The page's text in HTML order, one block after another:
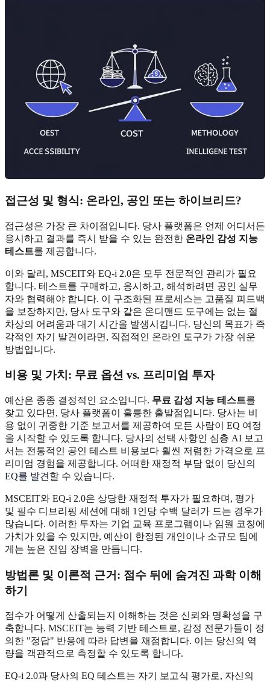
접근성 및 형식: 온라인, 공인 또는 하이브리드?
접근성은 가장 큰 차이점입니다. 당사 플랫폼은 언제 어디서든
응시하고 결과를 즉시 받을 수 있는 완전한 온라인 감성 지능
테스트를 제공합니다.
이와 달리, MSCEIT와 EQ-i 2.0은 모두 전문적인 관리가 필요
합니다. 테스트를 구매하고, 응시하고, 해석하려면 공인 실무
자와 협력해야 합니다. 이 구조화된 프로세스는 고품질 피드백
을 보장하지만, 당사 도구와 같은 온디맨드 도구에는 없는 절
차상의 어려움과 대기 시간을 발생시킵니다. 당신의 목표가 즉
각적인 자기 발견이라면, 직접적인 온라인 도구가 가장 쉬운
방법입니다.
비용 및 가치: 무료 옵션 vs. 프리미엄 투자
예산은 종종 결정적인 요소입니다. 무료 감성 지능 테스트를
찾고 있다면, 당사 플랫폼이 훌륭한 출발점입니다. 당사는 비
용 없이 귀중한 기준 보고서를 제공하여 모든 사람이 EQ 여정
을 시작할 수 있도록 합니다. 당사의 선택 사항인 심층 AI 보고
서는 전통적인 공인 테스트 비용보다 훨씬 저렴한 가격으로 프
리미엄 경험을 제공합니다. 어떠한 재정적 부담 없이 당신의
EQ를 발견 할 수 있습니다.
MSCEIT와 EQ-i 2.0은 상당한 재정적 투자가 필요하며, 평가
및 필수 디브리핑 세션에 대해 1인당 수백 달러가 드는 경우가
많습니다. 이러한 투자는 기업 교육 프로그램이나 임원 코칭에
가치가 있을 수 있지만, 예산이 한정된 개인이나 소규모 팀에
게는 높은 진입 장벽을 만듭니다.
방법론 및 이론적 근거: 점수 뒤에 숨겨진 과학 이해
하기
점수가 어떻게 산출되는지 이해하는 것은 신뢰와 명확성을 구
축합니다. MSCEIT는 능력 기반 테스트로, 감정 전문가들이 정
의한 "정답" 반응에 따라 답변을 채점합니다. 이는 당신의 역
량을 객관적으로 측정할 수 있도록 합니다.
EQ-i 2.0과 당사의 EQ 테스트는 자기 보고식 평가로, 자신의